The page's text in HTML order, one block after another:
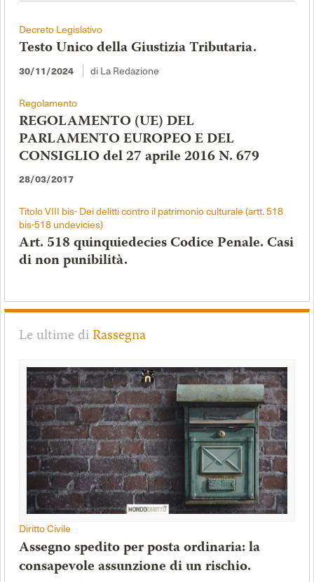
Decreto Legislativo
Testo Unico della Giustizia Tributaria.
30/11/2024 di La Redazione
Regolamento
REGOLAMENTO (UE) DEL
PARLAMENTO EUROPEO E DEL
CONSIGLIO del 27 aprile 2016 N. 679
28/03/2017
Titolo VIII bis- Dei delitti contro il patrimonio culturale (artt. 518
bis-518 undevicies)
Art. 518 quinquiedecies Codice Penale. Casi
di non punibilità.
Le ultime diRassegna
Diritto Civile
Assegno spedito per posta ordinaria: la
consapevole assunzione di un rischio.